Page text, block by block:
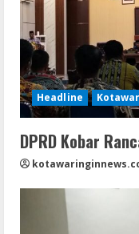
Headline
DPRD Kobar